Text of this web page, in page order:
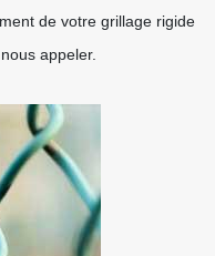
de votre grillage rigide
appeler.